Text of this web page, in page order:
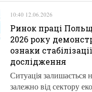
10:40 12.06.2026
Ринок праці
2026 року
ознаки
дослідження
Ситуація залишається
залежно від сектору